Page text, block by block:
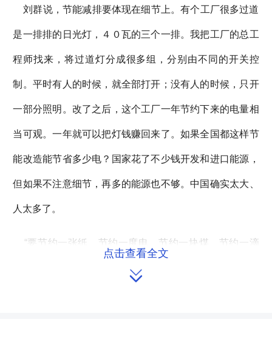
刘群说，节能减排要体现在细节上。有个工厂很多过道
是一排排的日光灯，４０瓦的三个一排。我把工厂的总工
程师找来，将过道灯分成很多组，分别由不同的开关控
制。平时有人的时候，就全部打开；没有人的时候，只开
一部分照明。改了之后，这个工厂一年节约下来的电量相
当可观。一年就可以把灯钱赚回来了。如果全国都这样节
能改造能节省多少电？国家花了不少钱开发和进口能源，
但如果不注意细节，再多的能源也不够。中国确实太大、
人太多了。
“要节约一张纸、节约一度电、节约一块煤、节约一滴
水，要真正从细节上下工夫。”刘群说。
点击查看全文
